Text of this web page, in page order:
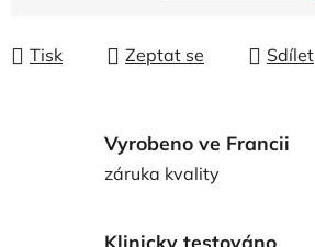
Tisk Zeptat se Sdílet
Vyrobeno ve Francii
záruka kvality
Klinicky testováno